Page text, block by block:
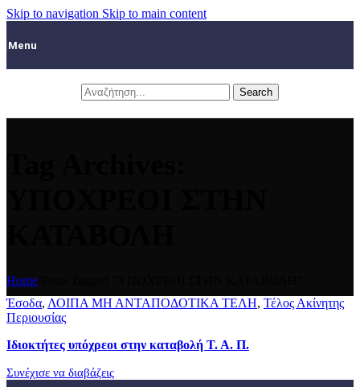
Skip to navigation Skip to main content
Menu
Search
Home
Έσοδα, ΛΟΙΠΑ ΜΗ ΑΝΤΑΠΟΔΟΤΙΚΑ ΤΕΛΗ, Τέλος Ακίνητης
Περιουσίας
Ιδιοκτήτες υπόχρεοι στην καταβολή Τ. Α. Π.
Συνέχισε να διαβάζεις